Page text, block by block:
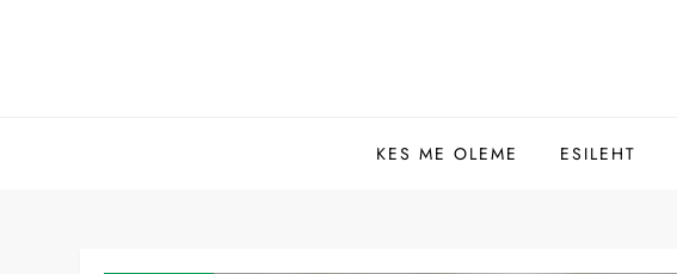
KES ME OLEME ESILEHT